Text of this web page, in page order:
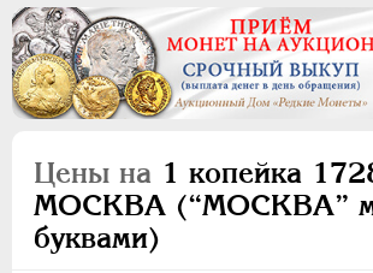
Цены на 1 копейка
МОСКВА (“МОСКВА”
буквами)
ПEТР I 1699 - 1725
ЕКАТЕРИНА I 1725-1727
Золото
Серебро